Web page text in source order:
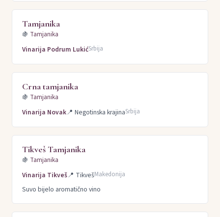
Tamjanika
🍇 Tamjanika
Vinarija Podrum LukićSrbija
Crna tamjanika
🍇 Tamjanika
Vinarija Novak📍 Negotinska krajinaSrbija
Tikveš Tamjanika
🍇 Tamjanika
Vinarija Tikveš📍 TikvešMakedonija
Suvo bijelo aromatično vino